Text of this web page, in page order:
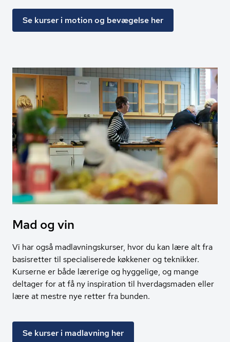
Se kurser i motion og bevægelse her
Mad og vin
Vi har også madlavningskurser, hvor du kan lære alt fra
basisretter til specialiserede køkkener og teknikker.
Kurserne er både lærerige og hyggelige, og mange
deltager for at få ny inspiration til hverdagsmaden eller
lære at mestre nye retter fra bunden.
Se kurser i madlavning her